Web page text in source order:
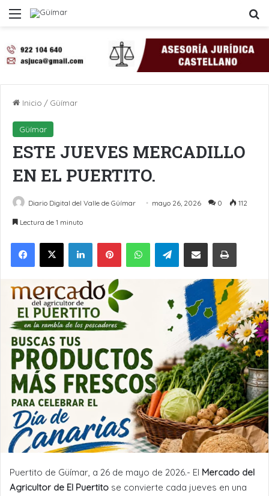
Menú
Inicio / Güímar
Güímar
ESTE JUEVES MERCADILLO
EN EL PUERTITO.
Diario Digital del Valle de Güímar mayo 26, 2026 0 112
Lectura de 1 minuto
LinkedInPinterestWhatsAppTelegramCompartir por Email Imprimir
Puertito de Güímar, a 26 de mayo de 2026.- El Mercado del
Agricultor de El Puertito se convierte cada jueves en una